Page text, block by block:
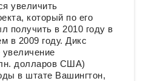
увеличить
который по его
получить в 2010 году в
в 2009 году. Дикс
увеличение
долларов США)
в штате Вашингтон,